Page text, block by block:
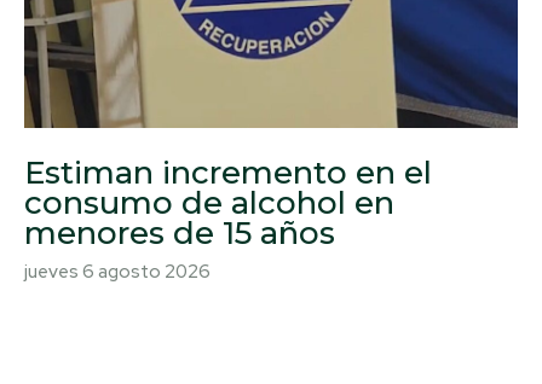
Estiman incremento en el
consumo de alcohol en
menores de 15 años
jueves 6 agosto 2026